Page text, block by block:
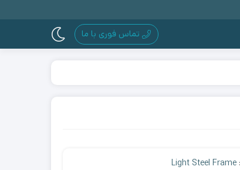
تماس فوری با ما
Light Steel Frame